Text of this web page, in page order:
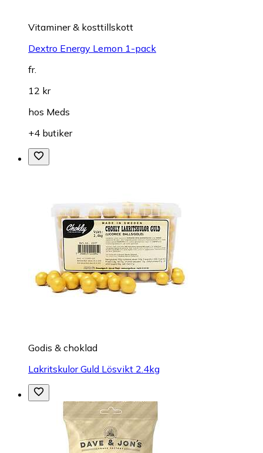
Vitaminer & kosttillskott
Dextro Energy Lemon 1-pack
fr.
12 kr
hos Meds
+4 butiker
Godis & choklad
Lakritskulor Guld Lösvikt 2.4kg